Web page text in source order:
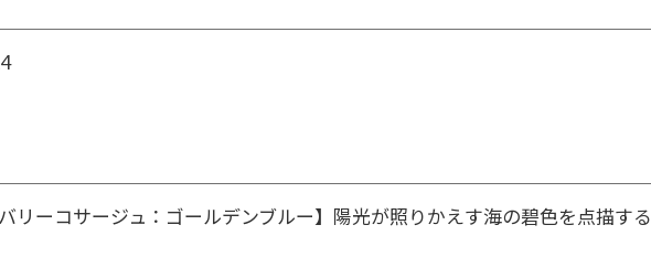
バリーコサージュ：ゴールデンブルー】陽光が照りかえす海の碧色を点描する